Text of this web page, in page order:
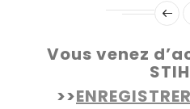
Vous venez
>>